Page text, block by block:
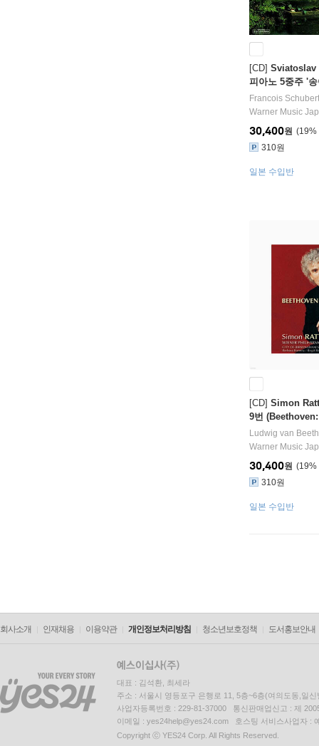
[CD] Sviatoslav
피아노 5중주 '
no Quintet 'The
Francois Schubert
Warner Music
19%
30,400원
310원
일본 수입반
[CD] Simon
9번
[HQCD]
Ludwig van
Warner Music
19%
30,400원
310원
일본 수입반
회사소개 인재채용 이용약관 개인정보처리방침 청소년보호정책 도서홍보안내
대표 : 김석환, 최세라
주소 : 서울시 영등포구 은행로 11, 5층~6층(여의도동,일신
사업자등록번호 : 229-81-37000 통신판매업신고 : 제
이메일 : yes24help@yes24.com 호스팅 서비스사업자 :
Copyright ⓒ YES24 Corp. All Rights Reserved.